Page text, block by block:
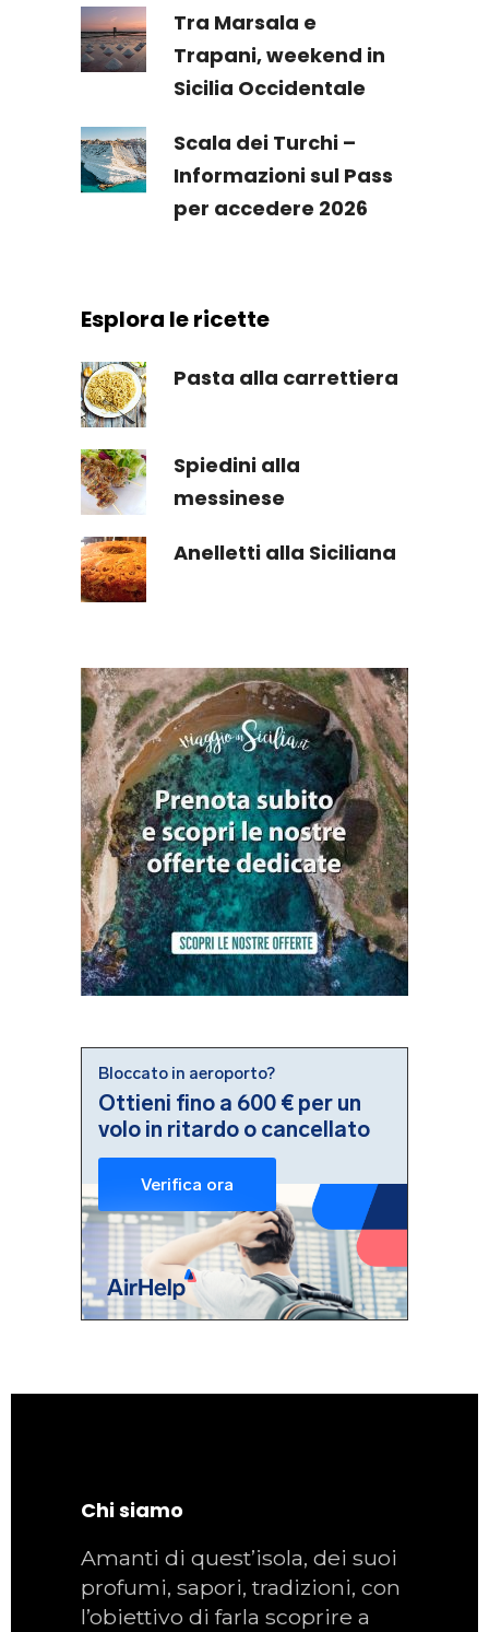
Tra Marsala e
Trapani, weekend in
Sicilia Occidentale
Scala dei Turchi –
Informazioni sul Pass
per accedere 2026
Esplora le ricette
Pasta alla carrettiera
Spiedini alla
messinese
Anelletti alla Siciliana
Chi siamo
Amanti di quest’isola, dei suoi
profumi, sapori, tradizioni, con
l’obiettivo di farla scoprire a